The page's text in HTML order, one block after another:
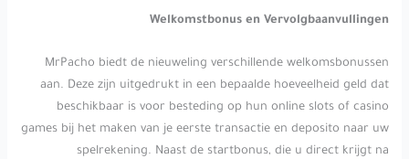
Welkomstbonus en Vervolgbaanvullingen
MrPacho biedt de nieuweling verschillende welkomsbonussen
aan. Deze zijn uitgedrukt in een bepaalde hoeveelheid geld dat
beschikbaar is voor besteding op hun online slots of casino
games bij het maken van je eerste transactie en deposito naar uw
spelrekening. Naast de startbonus, die u direct krijgt na